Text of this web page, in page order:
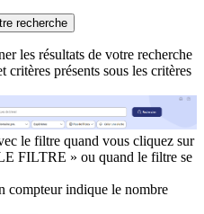
recherche
les résultats de votre recherche
critères présents sous les critères
le filtre quand vous cliquez sur
FILTRE » ou quand le filtre se
compteur indique le nombre